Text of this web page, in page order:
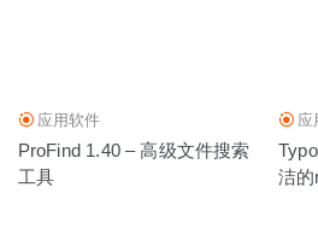
应用软件
ProFind 1.40 – 高级文件搜索
工具
应
洁